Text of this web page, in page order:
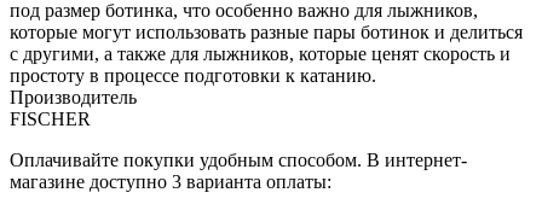
под размер ботинка, что особенно важно для лыжников,
которые могут использовать разные пары ботинок и делиться
с другими, а также для лыжников, которые ценят скорость и
простоту в процессе подготовки к катанию.
Производитель
FISCHER
Оплачивайте покупки удобным способом. В интернет-
магазине доступно 3 варианта оплаты: